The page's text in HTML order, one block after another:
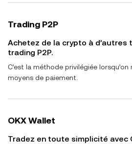
Trading P2P
Achetez de la crypto à d’autres
trading P2P.
C’est la méthode privilégiée
moyens de paiement.
OKX Wallet
Tradez en toute simplicité avec